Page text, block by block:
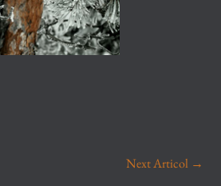
Next Articol →